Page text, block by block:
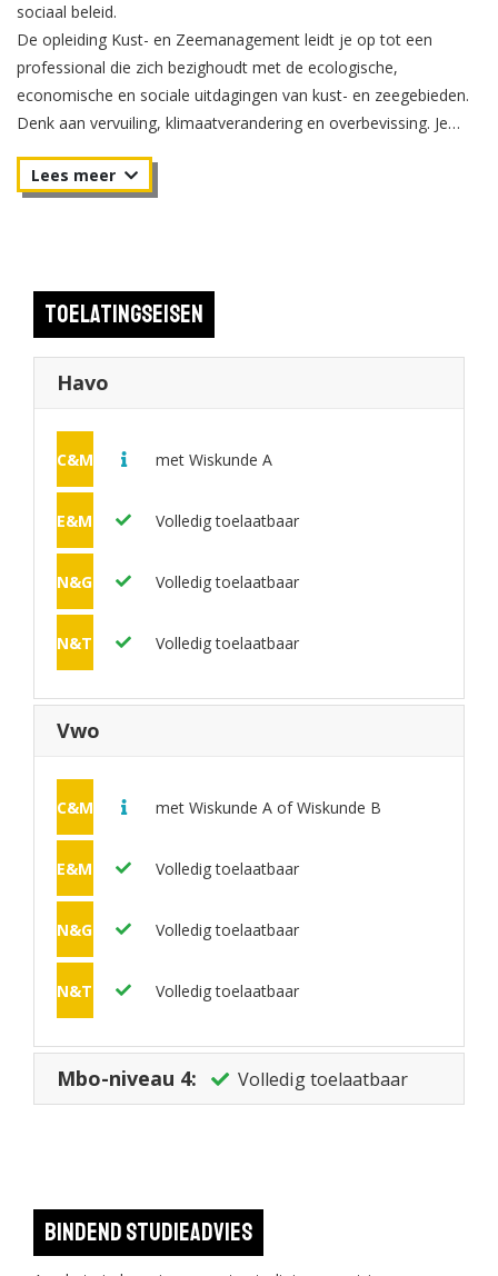
sociaal beleid.
De opleiding Kust- en Zeemanagement leidt je op tot een
professional die zich bezighoudt met de ecologische,
economische en sociale uitdagingen van kust- en zeegebieden.
Denk aan vervuiling, klimaatverandering en overbevissing. Je
en duurzame oplossingen ontwikkelt. De eerste jaren van je
flexibel inzetbaar.
Toelatingseisen
Havo
C&M met Wiskunde A
E&M Volledig toelaatbaar
N&G Volledig toelaatbaar
N&T Volledig toelaatbaar
Vwo
C&M met Wiskunde A of Wiskunde B
E&M Volledig toelaatbaar
N&G Volledig toelaatbaar
N&T Volledig toelaatbaar
Mbo-niveau 4: Volledig toelaatbaar
Bindend studieadvies